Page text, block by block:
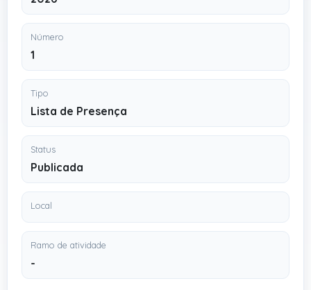
Número
1
Tipo
Lista de Presença
Status
Publicada
Local
Ramo de atividade
-